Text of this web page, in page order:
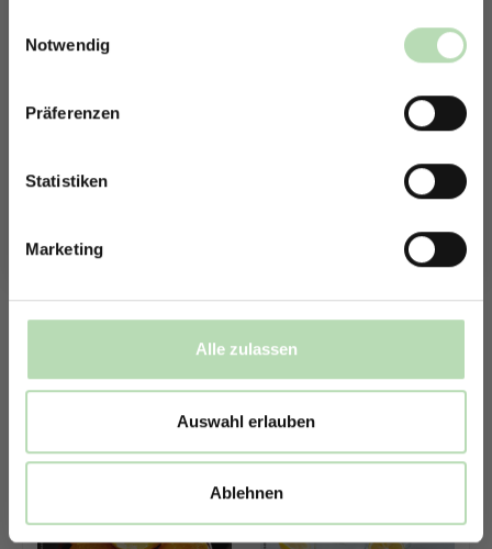
Notwendig
Präferenzen
Statistiken
Marketing
Alle zulassen
Auswahl erlauben
Ablehnen
906010789 429081244